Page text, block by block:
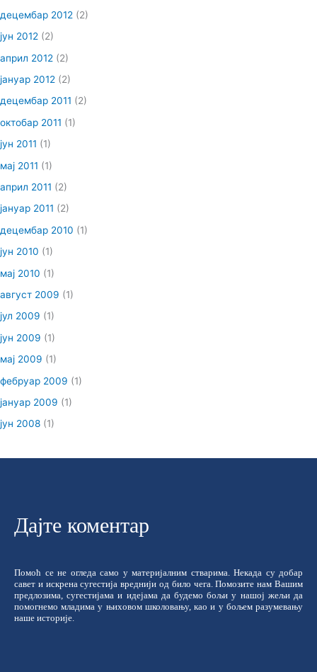
децембар 2012 (2)
јун 2012 (2)
април 2012 (2)
јануар 2012 (2)
децембар 2011 (2)
октобар 2011 (1)
јун 2011 (1)
мај 2011 (1)
април 2011 (2)
јануар 2011 (2)
децембар 2010 (1)
јун 2010 (1)
мај 2010 (1)
август 2009 (1)
јул 2009 (1)
јун 2009 (1)
мај 2009 (1)
фебруар 2009 (1)
јануар 2009 (1)
јун 2008 (1)
Дајте коментар
Помоћ се не огледа само у материјалним стварима. Некада су добар
савет и искрена сугестија вреднији од било чега. Помозите нам Вашим
предлозима, сугестијама и идејама да будемо бољи у нашој жељи да
помогнемо младима у њиховом школовању, као и у бољем разумевању
наше историје.